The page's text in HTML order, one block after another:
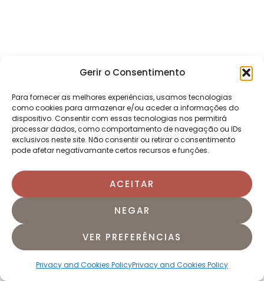
Gerir o Consentimento
Para fornecer as melhores experiências, usamos tecnologias
como cookies para armazenar e/ou aceder a informações do
dispositivo. Consentir com essas tecnologias nos permitirá
processar dados, como comportamento de navegação ou IDs
exclusivos neste site. Não consentir ou retirar o consentimento
pode afetar negativamante certos recursos e funções.
ACEITAR
NEGAR
VER PREFERÊNCIAS
Privacy and Cookies PolicyPrivacy and Cookies Policy